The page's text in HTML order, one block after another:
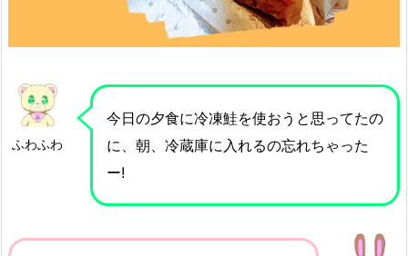
ふわふわ
今日の夕食に冷凍鮭を使おうと思ってたの
に、朝、冷蔵庫に入れるの忘れちゃった
ー!